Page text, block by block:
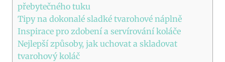
přebytečného tuku
Tipy na dokonalé sladké tvarohové náplně
Inspirace pro zdobení a servírování koláče
Nejlepší způsoby, jak uchovat a skladovat
tvarohový koláč